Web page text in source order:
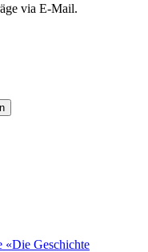
via E-Mail.
«Die Geschichte